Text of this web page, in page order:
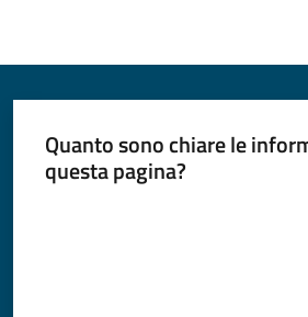
Quanto sono chiare le
questa pagina?